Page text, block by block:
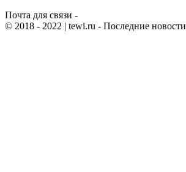
Почта для связи -
© 2018 - 2022 | tewi.ru - Последние новости